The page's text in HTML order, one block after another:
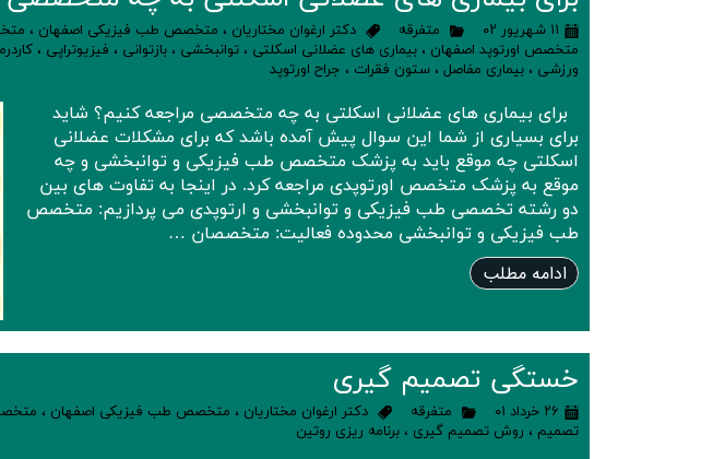
۱۱ شهریور ۰۲ متفرقه دکتر ارغوان مختاریان ، متخصص طب فیزیکی اصفهان ،
متخصص اورتوپد اصفهان ، بیماری های عضلانی اسکلتی ، توانبخشی ، بازتوانی ، فیزیوتراپی ،
ورزشی ، بیماری مفاصل ، ستون فقرات ، جراح اورتوپد
برای بیماری های عضلانی اسکلتی به چه متخصصی مراجعه کنیم؟ شاید
برای بسیاری از شما این سوال پیش آمده باشد که برای مشکلات عضلانی
اسکلتی چه موقع باید به پزشک متخصص طب فیزیکی و توانبخشی و چه
موقع به پزشک متخصص اورتوپدی مراجعه کرد. در اینجا به تفاوت های بین
دو رشته تخصصی طب فیزیکی و توانبخشی و ارتوپدی می پردازیم: متخصص
طب فیزیکی و توانبخشی محدوده فعالیت: متخصصان …
ادامه مطلب
خستگی تصمیم گیری
۲۶ خرداد ۰۱ متفرقه دکتر ارغوان مختاریان ، متخصص طب فیزیکی اصفهان ،
تصمیم ، روش تصمیم گیری ، برنامه ریزی روتین